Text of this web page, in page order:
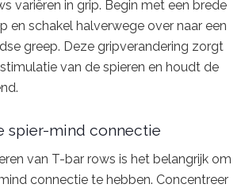
variëren in grip. Begin met een brede
en schakel halverwege over naar een
greep. Deze gripverandering zorgt
van de spieren en houdt de
spier-mind connectie
van T-bar rows is het belangrijk om
connectie te hebben. Concentreer